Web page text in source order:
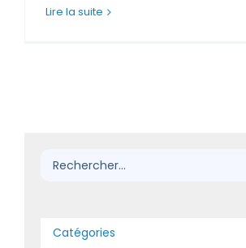
Rechercher:
Lire la suite
Rechercher:
Catégories